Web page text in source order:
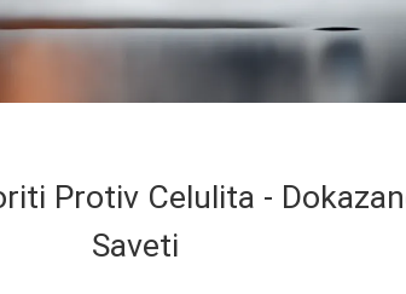
Protiv Celulita -
Saveti